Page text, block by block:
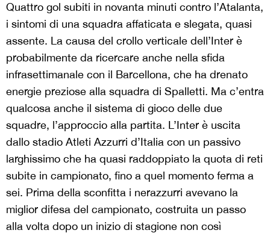
Quattro gol subiti in novanta minuti contro l’Atalanta,
i sintomi di una squadra affaticata e slegata, quasi
assente. La causa del crollo verticale dell’Inter è
probabilmente da ricercare anche nella sfida
infrasettimanale con il Barcellona, che ha drenato
energie preziose alla squadra di Spalletti. Ma c’entra
qualcosa anche il sistema di gioco delle due
squadre, l’approccio alla partita. L’Inter è uscita
dallo stadio Atleti Azzurri d’Italia con un passivo
larghissimo che ha quasi raddoppiato la quota di reti
subite in campionato, fino a quel momento ferma a
sei. Prima della sconfitta i nerazzurri avevano la
miglior difesa del campionato, costruita un passo
alla volta dopo un inizio di stagione non così